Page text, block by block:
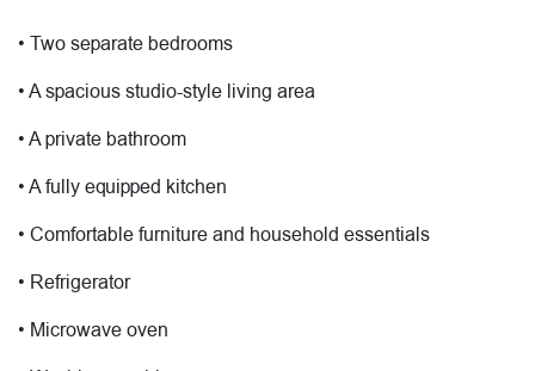
• Two separate bedrooms
• A spacious studio-style living area
• A private bathroom
• A fully equipped kitchen
• Comfortable furniture and household essentials
• Refrigerator
• Microwave oven